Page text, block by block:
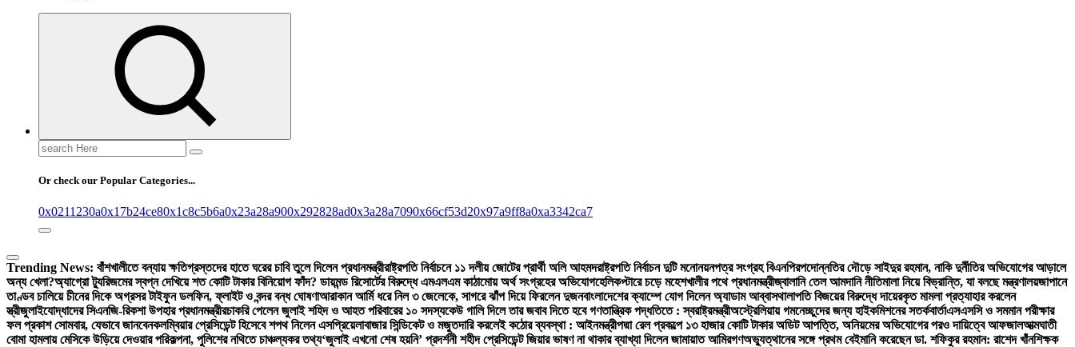
Search
for:
Or check our Popular Categories...
0x0211230a0x17b24ce80x1c8c5b6a0x23a28a900x292828ad0x3a28a7090x66cf53d20x97a9ff8a0xa3342ca7
Trending News: বাঁশখালীতে বন্যায় ক্ষতিগ্রস্তদের হাতে ঘরের চাবি তুলে দিলেন প্রধানমন্ত্রীরাষ্ট্রপতি নির্বাচনে ১১ দলীয় জোটের প্রার্থী অলি আহমদরাষ্ট্রপতি নির্বাচন দুটি মনোনয়নপত্র সংগ্রহ বিএনপিরপদোন্নতির দৌড়ে সাইদুর রহমান, নাকি দুর্নীতির অভিযোগের আড়ালে
অন্য খেলা?অ্যাগ্রো ট্যুরিজমের স্বপ্ন দেখিয়ে শত কোটি টাকার বিনিয়োগ ফাঁদ? ডায়মন্ড রিসোর্টের বিরুদ্ধে এমএলএম কাঠামোয় অর্থ সংগ্রহের অভিযোগহেলিকপ্টারে চড়ে মহেশখালীর পথে প্রধানমন্ত্রীজ্বালানি তেল আমদানি নীতিমালা নিয়ে বিভ্রান্তি, যা বলছে মন্ত্রণালয়জাপানে
তাণ্ডব চালিয়ে চীনের দিকে অগ্রসর টাইফুন ডলফিন, ফ্লাইট ও বন্দর বন্ধ ঘোষণাআরাকান আর্মি ধরে নিল ৩ জেলেকে, সাগরে ঝাঁপ দিয়ে ফিরলেন দুজনবাংলাদেশের ক্যাম্পে যোগ দিলেন অ্যাডাম আব্বাসথালাপতি বিজয়ের বিরুদ্ধে দায়েরকৃত মামলা প্রত্যাহার করলেন
স্ত্রীজুলাইযোদ্ধাদের সিএনজি-রিকশা উপহার প্রধানমন্ত্রীরচাকরি পেলেন জুলাই শহিদ ও আহত পরিবারের ১০ সদস্যকেউ গালি দিলে তার জবাব দিতে হবে গণতান্ত্রিক পদ্ধতিতে : স্বরাষ্ট্রমন্ত্রীঅস্ট্রেলিয়ায় গমনেচ্ছুদের জন্য হাইকমিশনের সতর্কবার্তাএসএসসি ও সমমান পরীক্ষার
ফল প্রকাশ সোমবার, যেভাবে জানবেনকলম্বিয়ার প্রেসিডেন্ট হিসেবে শপথ নিলেন এসপ্রিয়েলাবাজার সিন্ডিকেট ও মজুতদারি করলেই কঠোর ব্যবস্থা : আইনমন্ত্রীপদ্মা রেল প্রকল্পে ১৩ হাজার কোটি টাকার অডিট আপত্তি, অনিয়মের অভিযোগের পরও দায়িত্বে আফজালআত্মঘাতী
বোমা হামলায় মেসিকে উড়িয়ে দেওয়ার পরিকল্পনা, পুলিশের নথিতে চাঞ্চল্যকর তথ্য‘জুলাই এখনো শেষ হয়নি’ প্রদর্শনী শহীদ প্রেসিডেন্ট জিয়ার ভাষণ না থাকার ব্যাখ্যা দিলেন জামায়াত আমিরগণঅভ্যুত্থানের সঙ্গে প্রথম বেইমানি করেছেন ডা. শফিকুর রহমান: রাশেদ খাঁনশিক্ষক